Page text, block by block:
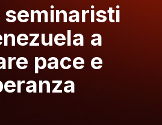
seminaristi
a
pace e